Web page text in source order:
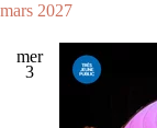
mars 2027
mer
3